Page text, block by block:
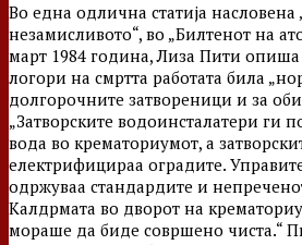
Во една одлична статија
незамисливото“, во „Билтенот на
март 1984 година, Лиза Пити опиша
логори на смртта работата била
долгорочните затвореници и за
„Затворските водоинсталатери ги
вода во крематориумот, а
електрифицираа оградите.
одржуваа стандардите и
Калдрмата во дворот на
мораше да биде совршено чиста.“